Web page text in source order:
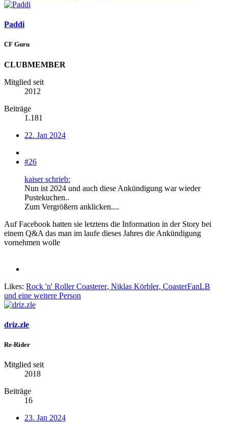
Paddi
CF Guru
CLUBMEMBER
Mitglied seit
2012
Beiträge
1.181
22. Jan 2024
#26
kaiser schrieb:
Nun ist 2024 und auch diese Ankündigung war wieder
Pustekuchen..
Zum Vergrößern anklicken....
Auf Facebook hatten sie letztens die Information in der Story bei
einem Q&A das man im laufe dieses Jahres die Ankündigung
vornehmen wolle
Likes: Rock 'n' Roller Coasterer, Niklas Körbler, CoasterFanLB
und eine weitere Person
driz.zle
Re-Rider
Mitglied seit
2018
Beiträge
16
23. Jan 2024